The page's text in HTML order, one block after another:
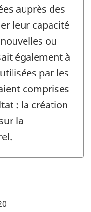
auprès des
leur capacité
ou
également à
par les
comprises
: la création
la